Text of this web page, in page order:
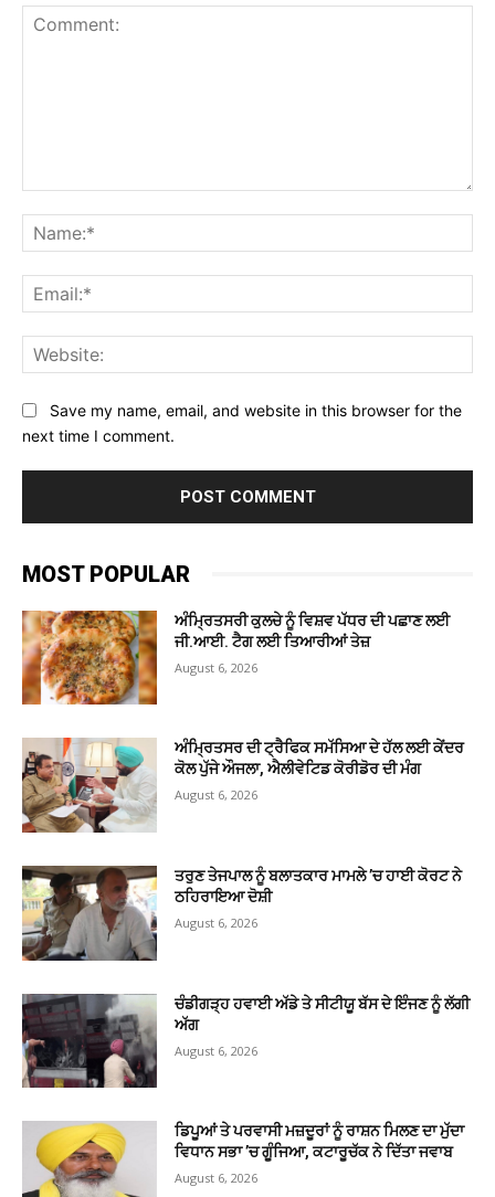
Save my name, email, and website in this browser for the
next time I comment.
MOST POPULAR
ਅੰਮ੍ਰਿਤਸਰੀ ਕੁਲਚੇ ਨੂੰ ਵਿਸ਼ਵ ਪੱਧਰ ਦੀ ਪਛਾਣ ਲਈ
ਜੀ.ਆਈ. ਟੈਗ ਲਈ ਤਿਆਰੀਆਂ ਤੇਜ਼
August 6, 2026
ਅੰਮ੍ਰਿਤਸਰ ਦੀ ਟ੍ਰੈਫਿਕ ਸਮੱਸਿਆ ਦੇ ਹੱਲ ਲਈ ਕੇਂਦਰ
ਕੋਲ ਪੁੱਜੇ ਔਜਲਾ, ਐਲੀਵੇਟਿਡ ਕੋਰੀਡੋਰ ਦੀ ਮੰਗ
August 6, 2026
ਤਰੁਣ ਤੇਜਪਾਲ ਨੂੰ ਬਲਾਤਕਾਰ ਮਾਮਲੇ ’ਚ ਹਾਈ ਕੋਰਟ ਨੇ
ਠਹਿਰਾਇਆ ਦੋਸ਼ੀ
August 6, 2026
ਚੰਡੀਗੜ੍ਹ ਹਵਾਈ ਅੱਡੇ ਤੇ ਸੀਟੀਯੂ ਬੱਸ ਦੇ ਇੰਜਣ ਨੂੰ ਲੱਗੀ
ਅੱਗ
August 6, 2026
ਡਿਪੂਆਂ ਤੇ ਪਰਵਾਸੀ ਮਜ਼ਦੂਰਾਂ ਨੂੰ ਰਾਸ਼ਨ ਮਿਲਣ ਦਾ ਮੁੱਦਾ
ਵਿਧਾਨ ਸਭਾ ’ਚ ਗੂੰਜਿਆ, ਕਟਾਰੂਚੱਕ ਨੇ ਦਿੱਤਾ ਜਵਾਬ
August 6, 2026